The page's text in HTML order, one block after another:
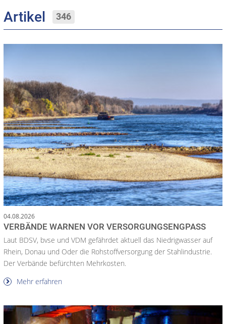
Artikel 346
04.08.2026
VERBÄNDE WARNEN VOR VERSORGUNGSENGPASS
Laut BDSV, bvse und VDM gefährdet aktuell das Niedrigwasser auf
Rhein, Donau und Oder die Rohstoffversorgung der Stahlindustrie.
Der Verbände befürchten Mehrkosten.
Mehr erfahren